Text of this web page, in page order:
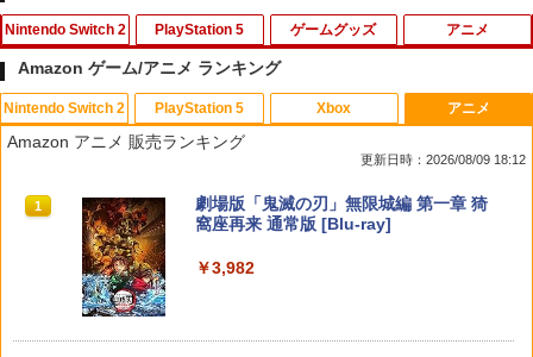
Nintendo Switch 2
1
コーエーテクモゲームス 【封入特典付】
【Switch2】進撃の巨人3 通常版 [POT-P
-ABA7A NSW2 シンゲキノキョジン 3 ツ
￥8,710
ド [BEE-P-AAAAA NSW2 マリオカ-ト
PlayStation 5
1
【ポイント5倍】PS5 Slim スタンド 新型
縦置き 冷却ファン スタンド 冷却パッド
縦置き 垂直 充電器 USB 静音 リモコン
滑り止め 冷却台 2台同時充電
2
【当店独自で＋P10倍★要エントリー】
ゲームグッズ
1 【中古】トモダチコレクション
【中古】テニスの王子様 2005 CRYSTAL
￥827
アニメ
1
アニプレックス ブルーレイディスク
劇場版「鬼滅の刃」無限列車編 通常版
Amazon ゲーム/アニメ ランキング
Nintendo Switch 2
1
スプラトゥーン レイダース|オンライン
コード版
￥5,832
PlayStation 5
1
PlayStation 5 デジタル・エディション
日本語専用 Console Language: Japan
Xbox
1
【純正品】Xbox ワイヤレス コントロー
ラー + USB-C® ケーブル
￥8,300
アニメ
Amazon アニメ 販売ランキング
更新日時：2026/08/09 18:12
1
劇場版「鬼滅の刃」無限城編 第一章 猗
窩座再来 通常版 [Blu-ray]
￥3,982